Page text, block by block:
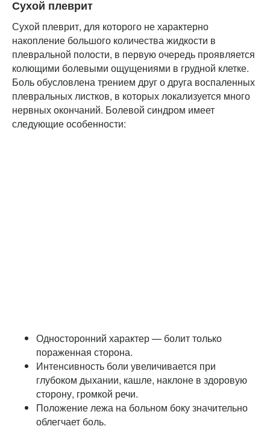
Сухой плеврит
Сухой плеврит, для которого не характерно
накопление большого количества жидкости в
плевральной полости, в первую очередь проявляется
колющими болевыми ощущениями в грудной клетке.
Боль обусловлена трением друг о друга воспаленных
плевральных листков, в которых локализуется много
нервных окончаний. Болевой синдром имеет
следующие особенности:
Односторонний характер — болит только
пораженная сторона.
Интенсивность боли увеличивается при
глубоком дыхании, кашле, наклоне в здоровую
сторону, громкой речи.
Положение лежа на больном боку значительно
облегчает боль.